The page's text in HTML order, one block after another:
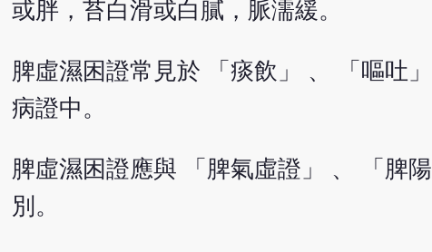
或胖，苔白滑或白膩，脈濡緩。
脾虛濕困證常見於 「痰飲」 、 「嘔吐
病證中。
脾虛濕困證應與 「脾氣虛證」 、 「脾
別。